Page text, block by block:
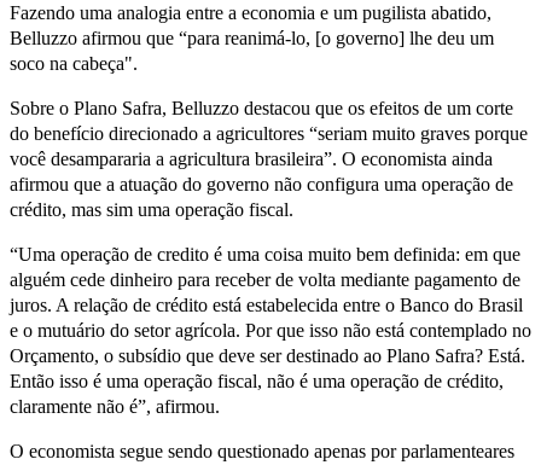
Fazendo uma analogia entre a economia e um pugilista abatido,
Belluzzo afirmou que “para reanimá-lo, [o governo] lhe deu um
soco na cabeça".
Sobre o Plano Safra, Belluzzo destacou que os efeitos de um corte
do benefício direcionado a agricultores “seriam muito graves porque
você desampararia a agricultura brasileira”. O economista ainda
afirmou que a atuação do governo não configura uma operação de
crédito, mas sim uma operação fiscal.
“Uma operação de credito é uma coisa muito bem definida: em que
alguém cede dinheiro para receber de volta mediante pagamento de
juros. A relação de crédito está estabelecida entre o Banco do Brasil
e o mutuário do setor agrícola. Por que isso não está contemplado no
Orçamento, o subsídio que deve ser destinado ao Plano Safra? Está.
Então isso é uma operação fiscal, não é uma operação de crédito,
claramente não é”, afirmou.
O economista segue sendo questionado apenas por parlamenteares